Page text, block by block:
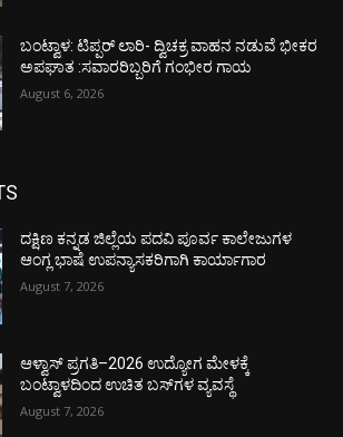
ಬಂಟ್ವಾಳ: ಟಿಪ್ಪರ್ ಲಾರಿ- ದ್ವಿಚಕ್ರ ವಾಹನ ನಡುವೆ ಭೀಕರ
ಅಪಘಾತ :ಸವಾರರಿಬ್ಬರಿಗೆ ಗಂಭೀರ ಗಾಯ
August 6, 2026
ದಕ್ಷಿಣ ಕನ್ನಡ ಜಿಲ್ಲೆಯ ಪದವಿ ಪೂರ್ವ ಕಾಲೇಜುಗಳ
ಆಂಗ್ಲ ಭಾಷೆ ಉಪನ್ಯಾಸಕರಿಗಾಗಿ ಕಾರ್ಯಾಗಾರ
August 7, 2026
ಆಳ್ವಾಸ್ ಪ್ರಗತಿ–2026 ಉದ್ಯೋಗ ಮೇಳಕ್ಕೆ
ಬಂಟ್ವಾಳದಿಂದ ಉಚಿತ ಬಸ್‌ಗಳ ವ್ಯವಸ್ಥೆ
August 7, 2026